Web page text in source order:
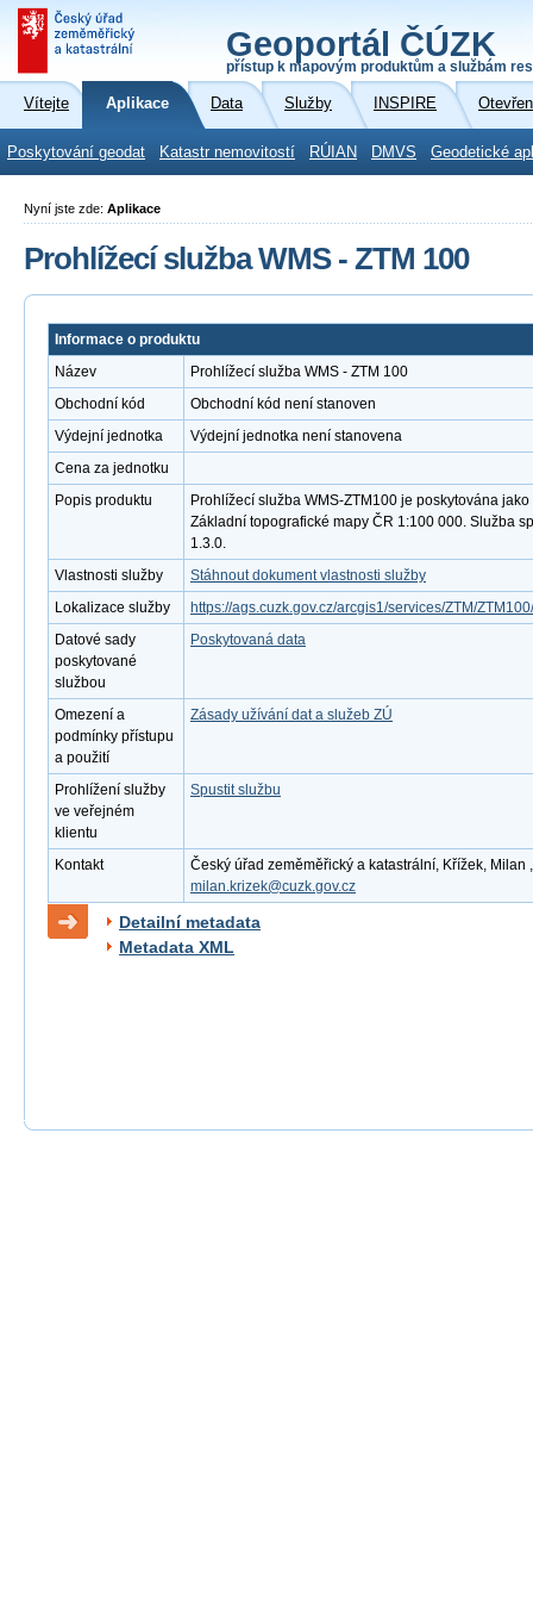
Geoportál ČÚZK
přístup k mapovým produktům a službám
Vítejte Aplikace Data Služby INSPIRE
Poskytování geodat Katastr nemovitostí RÚIAN DMVS Geodetické
Nyní jste zde: Aplikace
Prohlížecí služba WMS - ZTM 100
Informace o produktu
Název
Prohlížecí služba WMS - ZTM 100
Obchodní kód
Obchodní kód není stanoven
Výdejní jednotka
Výdejní jednotka není stanovena
Cena za jednotku
Popis produktu
Prohlížecí služba WMS-ZTM100 je poskytována
Základní topografické mapy ČR 1:100 000. Služba
1.3.0.
Vlastnosti služby
Stáhnout dokument vlastnosti služby
Lokalizace služby
https://ags.cuzk.gov.cz/arcgis1/services/ZTM/
Datové sady
poskytované
službou
Poskytovaná data
Omezení a
podmínky přístupu
a použití
Zásady užívání dat a služeb ZÚ
Prohlížení služby
ve veřejném
klientu
Spustit službu
Kontakt
Český úřad zeměměřický a katastrální, Křížek, Milan
milan.krizek@cuzk.gov.cz
Detailní metadata
Metadata XML